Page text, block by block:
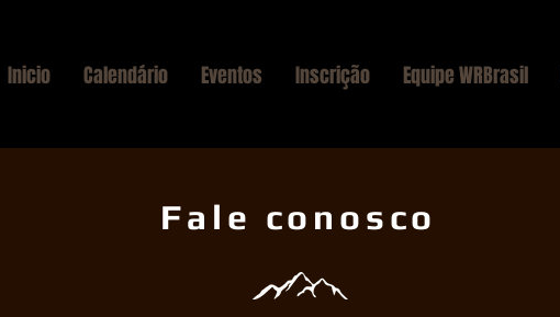
Inicio Calendário Eventos Inscrição Equipe WRBrasil
Fale conosco